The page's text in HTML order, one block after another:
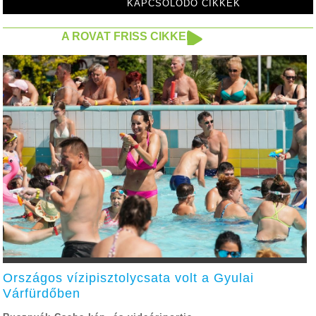
KAPCSOLÓDÓ CIKKEK
A ROVAT FRISS CIKKEI
Országos vízipisztolycsata volt a Gyulai
Várfürdőben